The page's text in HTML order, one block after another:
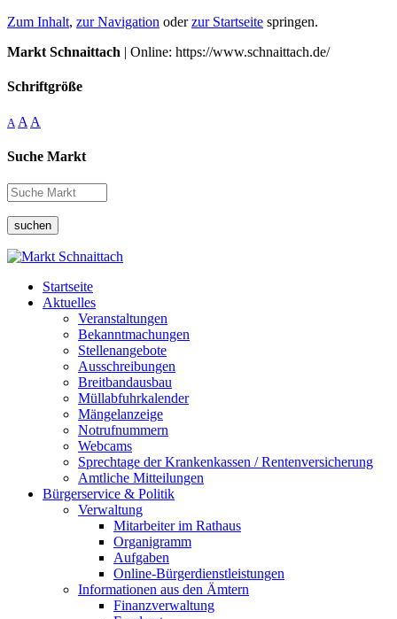
Zum Inhalt, zur Navigation oderzur Startseite springen.
Markt Schnaittach | Online: https://www.schnaittach.de/
Schriftgröße
A A A
Suche Markt
suchen
Startseite
Aktuelles
Veranstaltungen
Bekanntmachungen
Stellenangebote
Ausschreibungen
Breitbandausbau
Müllabfuhrkalender
Mängelanzeige
Notrufnummern
Webcams
Sprechtage der Krankenkassen / Rentenversicherung
Amtliche Mitteilungen
Bürgerservice & Politik
Verwaltung
Mitarbeiter im Rathaus
Organigramm
Aufgaben
Online-Bürgerdienstleistungen
Informationen aus den Ämtern
Finanzverwaltung